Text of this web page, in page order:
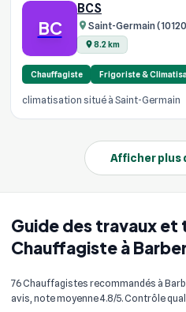
Guide des travaux et
Chauffagiste à
76 Chauffagistes recommandés à
avis, note moyenne 4.8/5. Contrôle
BC
BCS
Saint-Germain
8.2 km
Chauffagiste Frigoriste &
climatisation situé à Saint-Germain
Afficher plus